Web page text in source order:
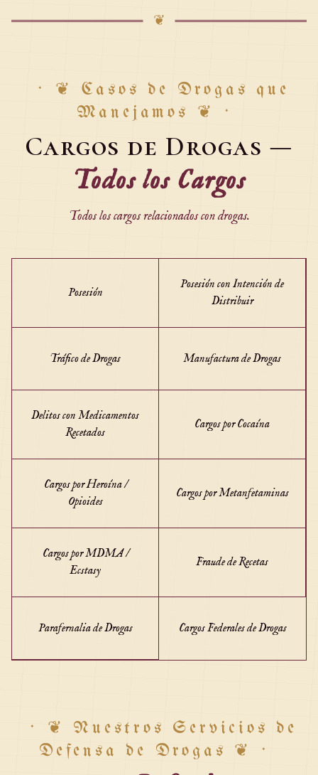
❦
· ❦ Casos de Drogas que
Manejamos
❦ ·
Cargos de Drogas —
Todos los Cargos
Todos los cargos relacionados con drogas.
Posesión
Posesión con Intención de
Distribuir
Tráfico de Drogas Manufactura de Drogas
Delitos con Medicamentos
Recetados
Cargos por Cocaína
Cargos por Heroína /
Opioides
Cargos por Metanfetaminas
Cargos por MDMA /
Ecstasy
Fraude de Recetas
Parafernalia de Drogas Cargos Federales de Drogas
· ❦ Nuestros Servicios de
Defensa de Drogas
❦ ·